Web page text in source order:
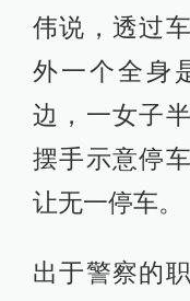
伟说，透过
外一个全身
边，一女子
摆手示意停
让无一停车。
出于警察的